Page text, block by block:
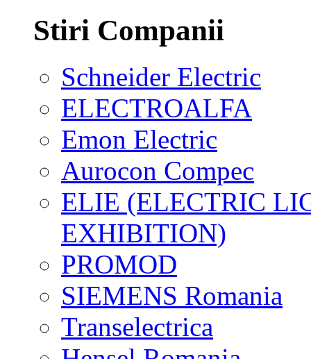
Stiri Companii
Schneider Electric
ELECTROALFA
Emon Electric
Aurocon Compec
ELIE (ELECTRIC
EXHIBITION)
PROMOD
SIEMENS Romania
Transelectrica